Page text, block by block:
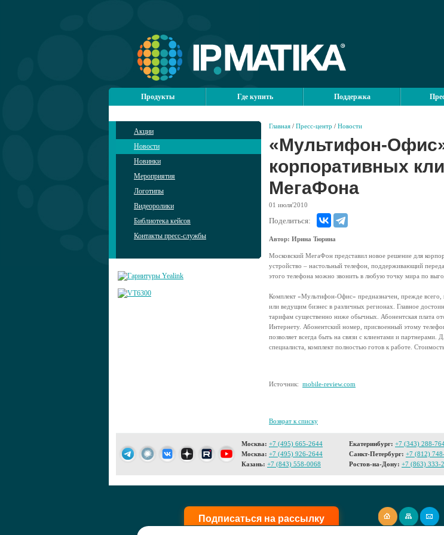
Продукты Где купить Поддержка
Акции
Новости
Новинки
Мероприятия
Логотипы
Видеоролики
Библиотека кейсов
Контакты пресс-службы
Главная / Пресс-центр / Новости
«Мультифон-
корпоративных
МегаФона
01 июля'2010
Поделиться:
Автор: Ирина Тюрина
Московский МегаФон представил новое решение для
устройство – настольный телефон, поддерживающий
этого телефона можно звонить в любую точку мира по
Комплект «Мультифон-Офис» предназначен, прежде всего,
или ведущим бизнес в различных регионах. Главное
тарифам существенно ниже обычных. Абонентская плата
Интернету. Абонентский номер, присвоенный этому
позволяет всегда быть на связи с клиентами и
специалиста, комплект полностью готов к работе.
Источник: mobile-review.com
Возврат к списку
Москва: +7 (495) 665-2644
Москва: +7 (495) 926-2644
Казань: +7 (843) 558-0068
Екатеринбург: +7 (343) 288-
Санкт-Петербург: +7 (812)
Ростов-на-Дону: +7 (863) 333-
Подписаться на рассылку